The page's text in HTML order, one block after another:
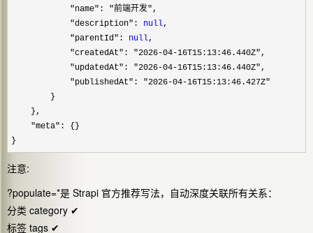
"name": "前端开发",
"description": null,
"parentId": null,
"createdAt": "2026-04-16T15:13:46.440Z",
"updatedAt": "2026-04-16T15:13:46.440Z",
"publishedAt": "2026-04-16T15:13:46.427Z"
        }
    },
"meta" : {}
}
注意:
?populate=*是 Strapi 官方推荐写法，自动深度关联所有关系：
分类 category ✔
标签 tags ✔